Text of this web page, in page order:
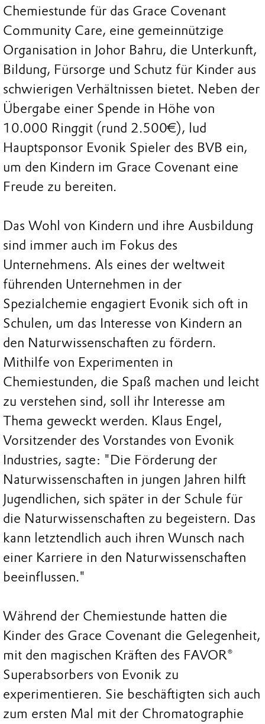
Chemiestunde für das Grace Covenant
Community Care, eine gemeinnützige
Organisation in Johor Bahru, die Unterkunft,
Bildung, Fürsorge und Schutz für Kinder aus
schwierigen Verhältnissen bietet. Neben der
Übergabe einer Spende in Höhe von
10.000 Ringgit (rund 2.500€), lud
Hauptsponsor Evonik Spieler des BVB ein,
um den Kindern im Grace Covenant eine
Freude zu bereiten.
Das Wohl von Kindern und ihre Ausbildung
sind immer auch im Fokus des
Unternehmens. Als eines der weltweit
führenden Unternehmen in der
Spezialchemie engagiert Evonik sich oft in
Schulen, um das Interesse von Kindern an
den Naturwissenschaften zu fördern.
Mithilfe von Experimenten in
Chemiestunden, die Spaß machen und leicht
zu verstehen sind, soll ihr Interesse am
Thema geweckt werden. Klaus Engel,
Vorsitzender des Vorstandes von Evonik
Industries, sagte: "Die Förderung der
Naturwissenschaften in jungen Jahren hilft
Jugendlichen, sich später in der Schule für
die Naturwissenschaften zu begeistern. Das
kann letztendlich auch ihren Wunsch nach
einer Karriere in den Naturwissenschaften
beeinflussen."
Während der Chemiestunde hatten die
Kinder des Grace Covenant die Gelegenheit,
mit den magischen Kräften des FAVOR®
Superabsorbers von Evonik zu
experimentieren. Sie beschäftigten sich auch
zum ersten Mal mit der Chromatographie